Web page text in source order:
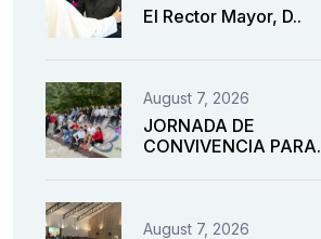
El Rector Mayor, D..
August 7, 2026
JORNADA DE
CONVIVENCIA PARA.
August 7, 2026